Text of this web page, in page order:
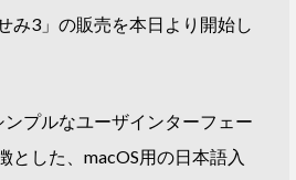
み3」の販売を本日より開始し
ンプルなユーザインターフェー
とした、macOS用の日本語入